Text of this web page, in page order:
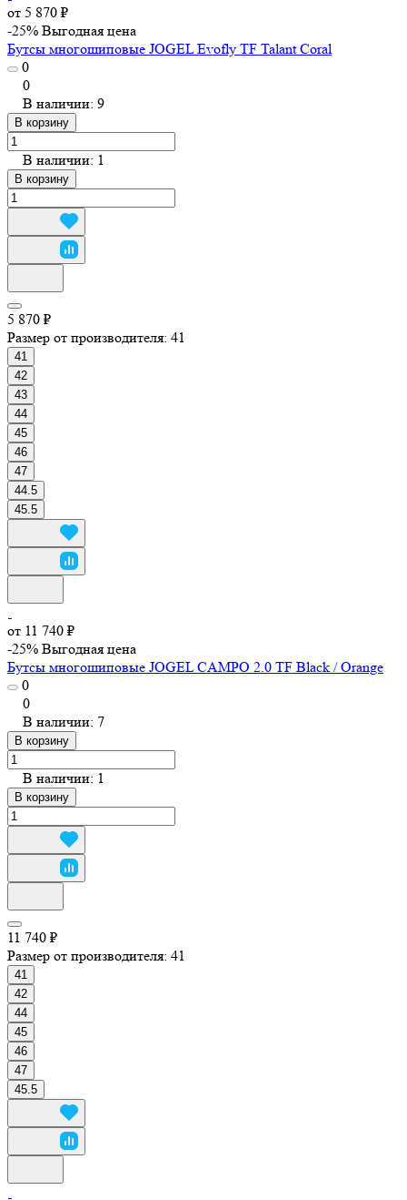
от 5 870 ₽
-25% Выгодная цена
Бутсы многошиповые JOGEL Evofly TF Talant Coral
0
0
В наличии: 9
В корзину
В наличии: 1
В корзину
5 870 ₽
Размер от производителя: 41
41
42
43
44
45
46
47
44.5
45.5
от 11 740 ₽
-25% Выгодная цена
Бутсы многошиповые JOGEL CAMPO 2.0 TF Black / Orange
0
0
В наличии: 7
В корзину
В наличии: 1
В корзину
11 740 ₽
Размер от производителя: 41
41
42
44
45
46
47
45.5